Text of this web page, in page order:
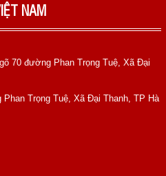
NAM
70 đường Phan Trọng Tuệ, Xã Đại
Trọng Tuệ, Xã Đại Thanh, TP Hà